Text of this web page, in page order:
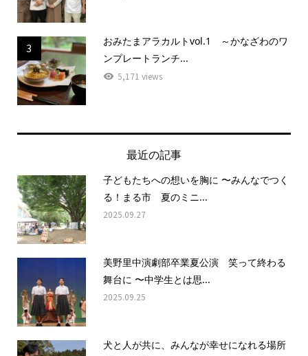
3
おみたまアラカルトvol.1 ～かなざわのワ
ンプレートランチ...
5,171 views
最近の記事
子どもたちへの想いを胸に 〜みんなでつく
る！まる市 夏のミニ...
2025.09.27
美野里中演劇部卒業夏公演 笑って終わる
舞台に 〜中学生とは思...
2025.09.25
犬と人が共に、みんなが幸せになれる場所